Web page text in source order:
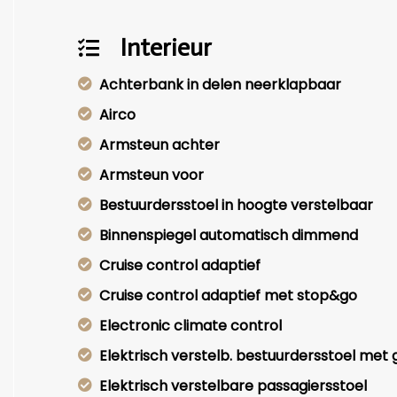
Interieur
Achterbank in delen neerklapbaar
Airco
Armsteun achter
Armsteun voor
Bestuurdersstoel in hoogte verstelbaar
Binnenspiegel automatisch dimmend
Cruise control adaptief
Cruise control adaptief met stop&go
Electronic climate control
Elektrisch verstelb. bestuurdersstoel met
Elektrisch verstelbare passagiersstoel